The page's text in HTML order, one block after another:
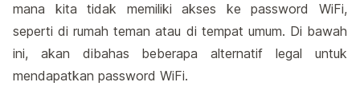
mana kita tidak memiliki akses ke password WiFi,
seperti di rumah teman atau di tempat umum. Di bawah
ini, akan dibahas beberapa alternatif legal untuk
mendapatkan password WiFi.